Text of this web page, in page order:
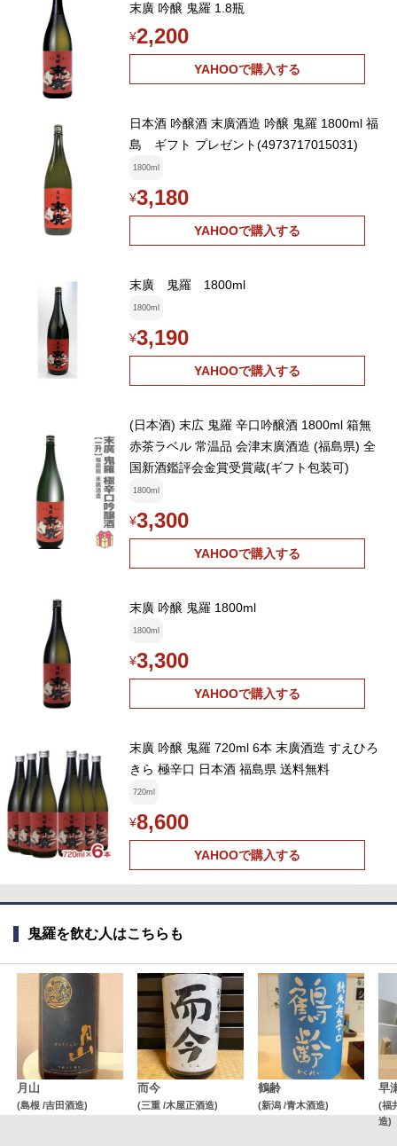
末廣 吟醸 鬼羅 1.8瓶
¥2,200
YAHOOで購入する
日本酒 吟醸酒 末廣酒造 吟醸 鬼羅 1800ml 福
島 ギフト プレゼント(4973717015031)
1800ml
¥3,180
YAHOOで購入する
末廣 鬼羅 1800ml
1800ml
¥3,190
YAHOOで購入する
(日本酒) 末広 鬼羅 辛口吟醸酒 1800ml 箱無
赤茶ラベル 常温品 会津末廣酒造 (福島県) 全
国新酒鑑評会金賞受賞蔵(ギフト包装可)
1800ml
¥3,300
YAHOOで購入する
末廣 吟醸 鬼羅 1800ml
1800ml
¥3,300
YAHOOで購入する
末廣 吟醸 鬼羅 720ml 6本 末廣酒造 すえひろ
きら 極辛口 日本酒 福島県 送料無料
720ml
¥8,600
YAHOOで購入する
鬼羅を飲む人はこちらも
月山
(島根 /吉田酒造)
而今
(三重 /木屋正酒造)
鶴齢
(新潟 /青木酒造)
早
(福
造)